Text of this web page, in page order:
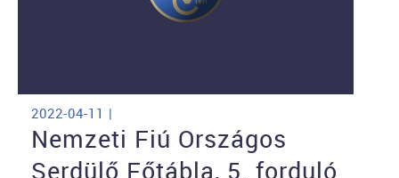
2022-04-11 |
Nemzeti Fiú Országos
Serdülő Főtábla, 5. forduló